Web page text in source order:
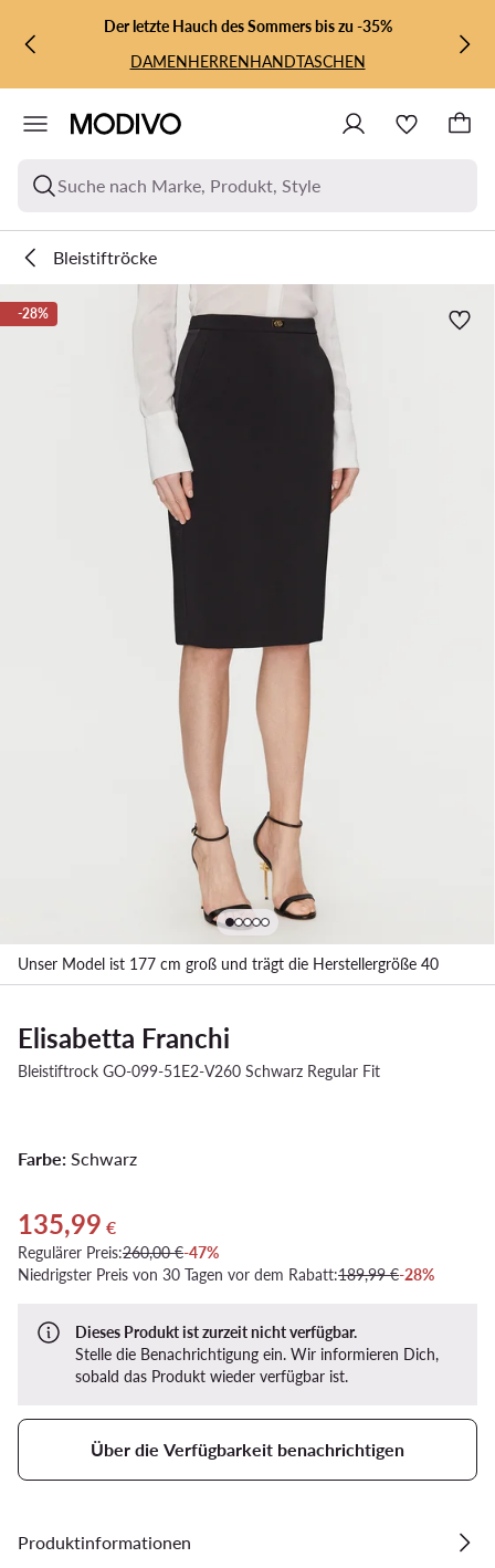
ZUM HAUPTINHALT SPRINGEN
ZUR SUCHEDer letzte Hauch des Sommers bis zu -35%
DAMENHERRENHANDTASCHEN
Suche nach Marke, Produkt, Style
Bleistiftröcke
-28%
Unser Model ist 177 cm groß und trägt die Herstellergröße 40
Elisabetta Franchi
Bleistiftrock GO-099-51E2-V260 Schwarz Regular Fit
Farbe: Schwarz
Aktueller Preis 135,99 €
135,99 €
Regulärer Preis:260,00 €-47%
Niedrigster Preis von 30 Tagen vor dem Rabatt:189,99 €-28%
Dieses Produkt ist zurzeit nicht verfügbar.
Stelle die Benachrichtigung ein. Wir informieren Dich,
sobald das Produkt wieder verfügbar ist.
Über die Verfügbarkeit benachrichtigen
Produktinformationen